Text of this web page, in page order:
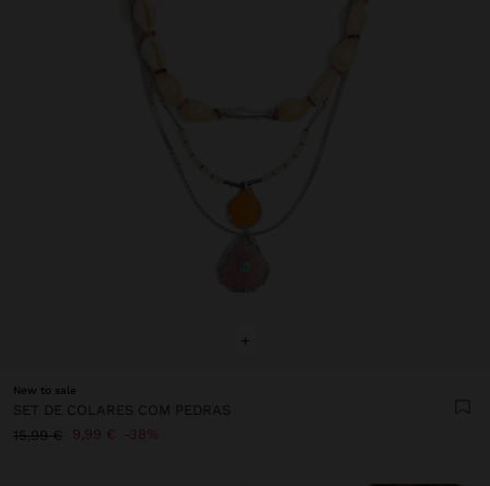
+
New to sale
SET DE COLARES COM PEDRAS
15,99 €
9,99 € 38%